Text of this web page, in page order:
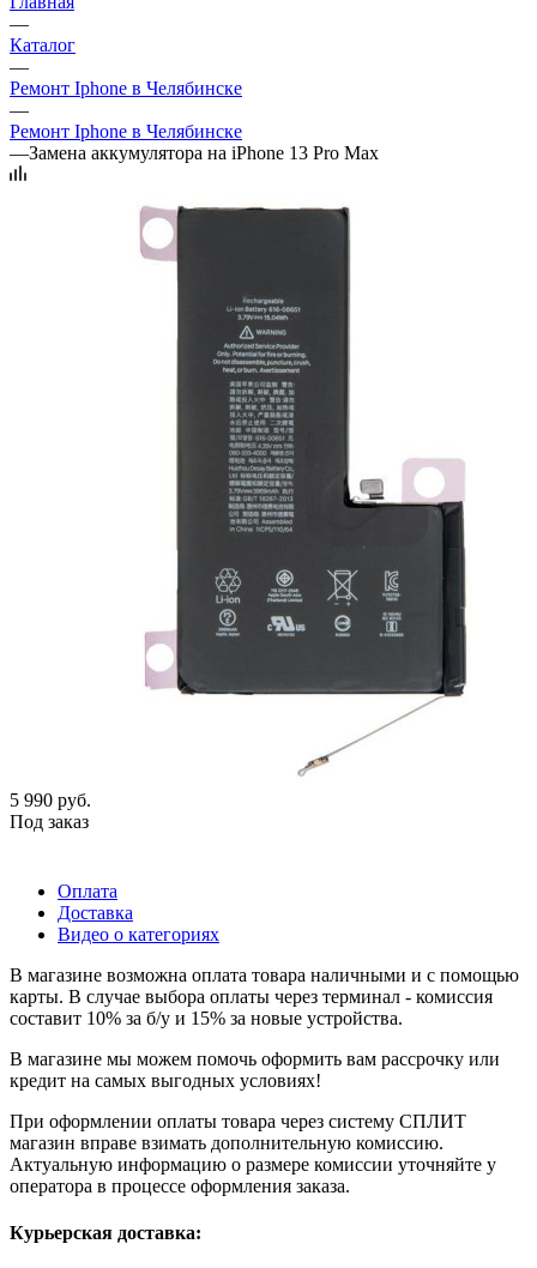
—
Каталог
—
Ремонт Iphone в Челябинске
—
Ремонт Iphone в Челябинске
—Замена аккумулятора на iPhone 13 Pro Max
5 990 руб.
Под заказ
Оплата
Доставка
Видео о категориях
В магазине возможна оплата товара наличными и с помощью
карты. В случае выбора оплаты через терминал - комиссия
составит 10% за б/у и 15% за новые устройства.
В магазине мы можем помочь оформить вам рассрочку или
кредит на самых выгодных условиях!
При оформлении оплаты товара через систему СПЛИТ
магазин вправе взимать дополнительную комиссию.
Актуальную информацию о размере комиссии уточняйте у
оператора в процессе оформления заказа.
Курьерская доставка: